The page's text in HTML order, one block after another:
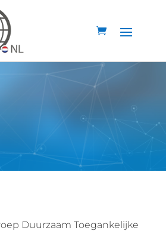
Duurzaam Toegankelijke